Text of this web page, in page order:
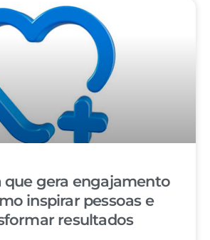
que gera engajamento
inspirar pessoas e
resultados